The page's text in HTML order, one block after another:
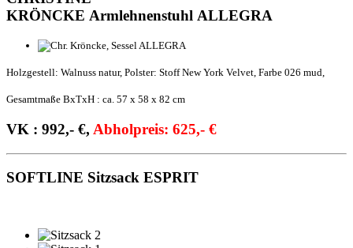
KRÖNCKE Armlehnenstuhl ALLEGRA
Holzgestell: Walnuss natur, Polster: Stoff New York Velvet, Farbe 026 mud,
Gesamtmaße BxTxH : ca. 57 x 58 x 82 cm
VK : 992,- €, Abholpreis: 625,- €
SOFTLINE Sitzsack ESPRIT